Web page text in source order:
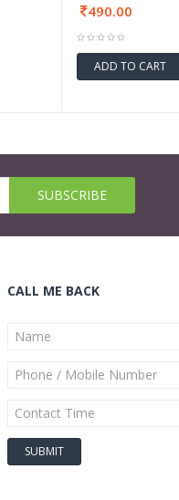
490.00
ADD TO CART
CALL ME BACK